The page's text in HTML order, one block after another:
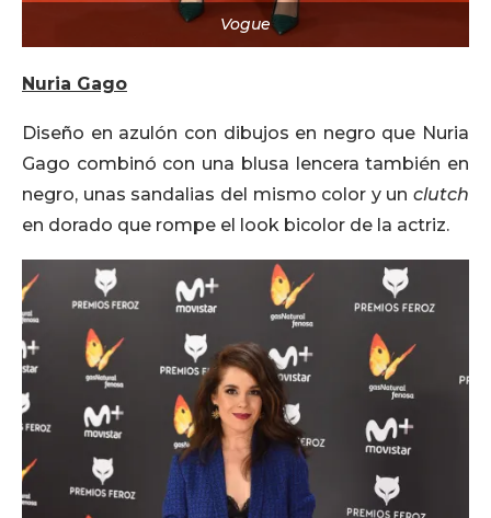
Vogue
Nuria Gago
Diseño en azulón con dibujos en negro que Nuria
Gago combinó con una blusa lencera también en
negro, unas sandalias del mismo color y un clutch
en dorado que rompe el look bicolor de la actriz.